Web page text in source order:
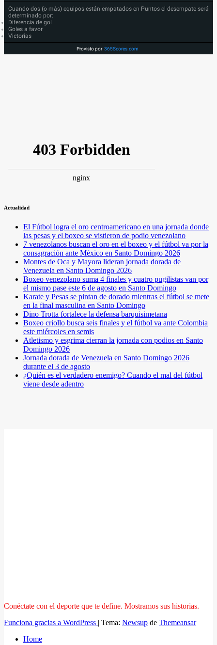
Cuando dos (o más) equipos están empatados en Puntos el desempate será
determinado por:
Diferencia de gol
Goles a favor
Victorias
Provisto por 365Scores.com
Actualidad
El Fútbol logra el oro centroamericano en una jornada donde
las pesas y el boxeo se vistieron de podio venezolano
7 venezolanos buscan el oro en el boxeo y el fútbol va por la
consagración ante México en Santo Domingo 2026
Montes de Oca y Mayora lideran jornada dorada de
Venezuela en Santo Domingo 2026
Boxeo venezolano suma 4 finales y cuatro pugilistas van por
el mismo pase este 6 de agosto en Santo Domingo
Karate y Pesas se pintan de dorado mientras el fútbol se mete
en la final masculina en Santo Domingo
Dino Trotta fortalece la defensa barquisimetana
Boxeo criollo busca seis finales y el fútbol va ante Colombia
este miércoles en semis
Atletismo y esgrima cierran la jornada con podios en Santo
Domingo 2026
Jornada dorada de Venezuela en Santo Domingo 2026
durante el 3 de agosto
¿Quién es el verdadero enemigo? Cuando el mal del fútbol
viene desde adentro
Conéctate con el deporte que te define. Mostramos sus historias.
Funciona gracias a WordPress | Tema: Newsup de Themeansar
Home